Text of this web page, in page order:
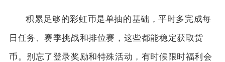
积累足够的彩虹币是单抽的基础，平时多完成每
日任务、赛季挑战和排位赛，这些都能稳定获取货
币。别忘了登录奖励和特殊活动，有时候限时福利会